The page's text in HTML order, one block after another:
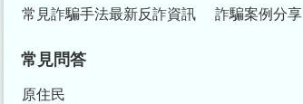
常見詐騙手法最新反詐資訊 詐騙案例分享
常見問答
原住民